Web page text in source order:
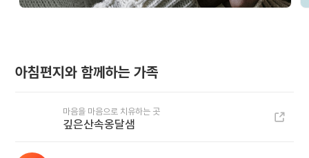
아침편지와 함께하는 가족
마음을 마음으로 치유하는 곳
깊은산속옹달샘